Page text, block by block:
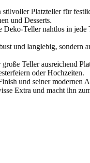
Platzteller für
und Desserts.
Teller nahtlos in jede
und langlebig, sondern
Teller ausreichend
oder Hochzeiten.
und seiner modernen
Extra und macht ihn